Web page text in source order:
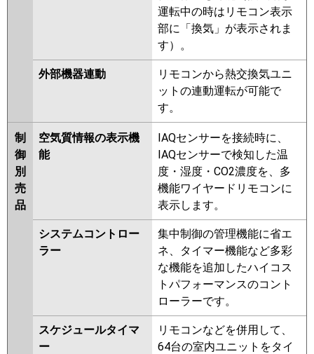
運転中の時はリモコン表示
部に「換気」が表示されま
す）。
外部機器連動
リモコンから熱交換気ユニ
ットの連動運転が可能で
す。
制
御
別
売
品
空気質情報の表示機
能
IAQセンサーを接続時に、
IAQセンサーで検知した温
度・湿度・CO2濃度を、多
機能ワイヤードリモコンに
表示します。
システムコントロー
ラー
集中制御の管理機能に省エ
ネ、タイマー機能など多彩
な機能を追加したハイコス
トパフォーマンスのコント
ローラーです。
スケジュールタイマ
ー
リモコンなどを併用して、
64台の室内ユニットをタイ